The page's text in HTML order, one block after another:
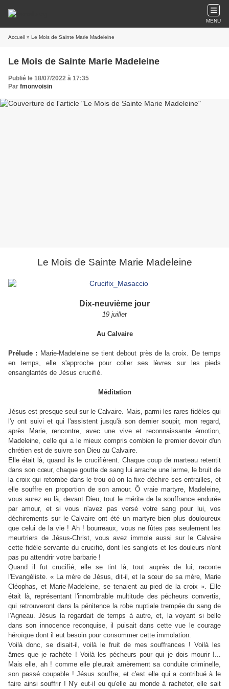
MENU
Accueil » Le Mois de Sainte Marie Madeleine
Le Mois de Sainte Marie Madeleine
Publié le 18/07/2022 à 17:35
Par fmonvoisin
Le Mois de Sainte Marie Madeleine
Dix-neuvième jour
19 juillet
Au Calvaire
Prélude : Marie-Madeleine se tient debout près de la croix. De temps
en temps, elle s'approche pour coller ses lèvres sur les pieds
ensanglantés de Jésus crucifié.
Méditation
Jésus est presque seul sur le Calvaire. Mais, parmi les rares fidèles qui
l'y ont suivi et qui l'assistent jusqu'à son dernier soupir, mon regard,
après Marie, rencontre, avec une vive et reconnaissante émotion,
Madeleine, celle qui a le mieux compris combien le premier devoir d'un
chrétien est de suivre son Dieu au Calvaire.
Elle était là, quand ils le crucifièrent. Chaque coup de marteau retentit
dans son cœur, chaque goutte de sang lui arrache une larme, le bruit de
la croix qui retombe dans le trou où on la fixe déchire ses entrailles, et
elle souffre en proportion de son amour. Ô vraie martyre, Madeleine,
vous aurez eu là, devant Dieu, tout le mérite de la souffrance endurée
par amour, et si vous n'avez pas versé votre sang pour lui, vos
déchirements sur le Calvaire ont été un martyre bien plus douloureux
que celui de la vie ! Ah ! bourreaux, vous ne fûtes pas seulement les
meurtriers de Jésus-Christ, vous avez immole aussi sur le Calvaire
cette fidèle servante du crucifié, dont les sanglots et les douleurs n'ont
pas pu attendrir votre barbarie !
Quand il fut crucifié, elle se tint là, tout auprès de lui, raconte
l'Evangéliste. « La mère de Jésus, dit-il, et la sœur de sa mère, Marie
Cléophas, et Marie-Madeleine, se tenaient au pied de la croix ». Elle
était là, représentant l'innombrable multitude des pécheurs convertis,
qui retrouveront dans la pénitence la robe nuptiale trempée du sang de
l'Agneau. Jésus la regardait de temps à autre, et, la voyant si belle
dans son innocence reconquise, il puisait dans cette vue le courage
héroïque dont il eut besoin pour consommer cette immolation.
Voilà donc, se disait-il, voilà le fruit de mes souffrances ! Voilà les
âmes que je rachète ! Voilà les pécheurs pour qui je dois mourir !...
Mais elle, ah ! comme elle pleurait amèrement sa conduite criminelle,
son passé coupable ! Jésus souffre, et c'est elle qui a contribué à le
faire ainsi souffrir ! N'y eut-il eu qu'elle au monde à racheter, elle sait